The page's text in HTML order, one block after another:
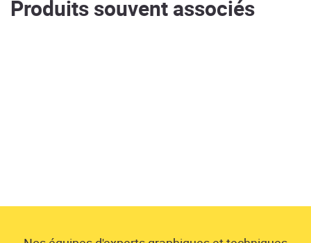
Produits souvent associés